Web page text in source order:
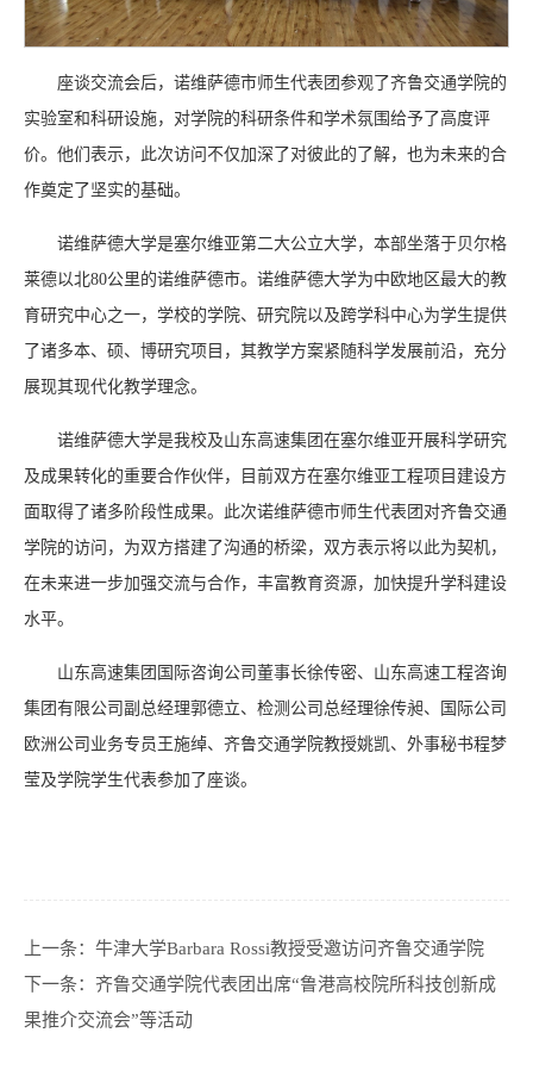
座谈交流会后，诺维萨德市师生代表团参观了齐鲁交通学院的
实验室和科研设施，对学院的科研条件和学术氛围给予了高度评
价。他们表示，此次访问不仅加深了对彼此的了解，也为未来的合
作奠定了坚实的基础。
诺维萨德大学是塞尔维亚第二大公立大学，本部坐落于贝尔格
莱德以北80公里的诺维萨德市。诺维萨德大学为中欧地区最大的教
育研究中心之一，学校的学院、研究院以及跨学科中心为学生提供
了诸多本、硕、博研究项目，其教学方案紧随科学发展前沿，充分
展现其现代化教学理念。
诺维萨德大学是我校及山东高速集团在塞尔维亚开展科学研究
及成果转化的重要合作伙伴，目前双方在塞尔维亚工程项目建设方
面取得了诸多阶段性成果。此次诺维萨德市师生代表团对齐鲁交通
学院的访问，为双方搭建了沟通的桥梁，双方表示将以此为契机，
在未来进一步加强交流与合作，丰富教育资源，加快提升学科建设
水平。
山东高速集团国际咨询公司董事长徐传密、山东高速工程咨询
集团有限公司副总经理郭德立、检测公司总经理徐传昶、国际公司
欧洲公司业务专员王施绰、齐鲁交通学院教授姚凯、外事秘书程梦
莹及学院学生代表参加了座谈。
上一条： 牛津大学Barbara Rossi教授受邀访问齐鲁交通学院
下一条： 齐鲁交通学院代表团出席“鲁港高校院所科技创新成
果推介交流会”等活动